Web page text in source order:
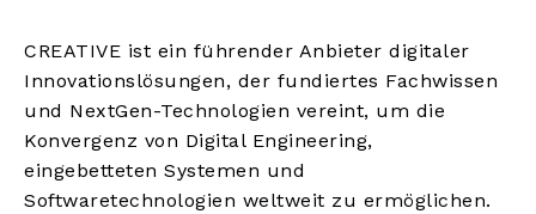
CREATIVE ist ein führender Anbieter digitaler
Innovationslösungen, der fundiertes Fachwissen
und NextGen-Technologien vereint, um die
Konvergenz von Digital Engineering,
eingebetteten Systemen und
Softwaretechnologien weltweit zu ermöglichen.